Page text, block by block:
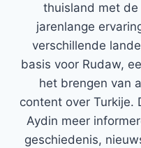
thuisland met
jarenlange
verschillende
basis voor Rudaw,
het brengen van
content over Turkije.
Aydin meer
geschiedenis,